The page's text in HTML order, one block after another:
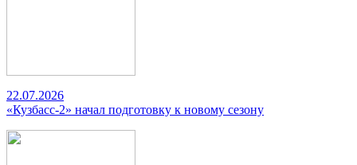
22.07.2026
«Кузбасс-2» начал подготовку к новому сезону